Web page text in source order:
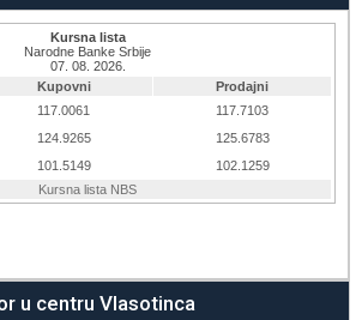
u centru Vlasotinca